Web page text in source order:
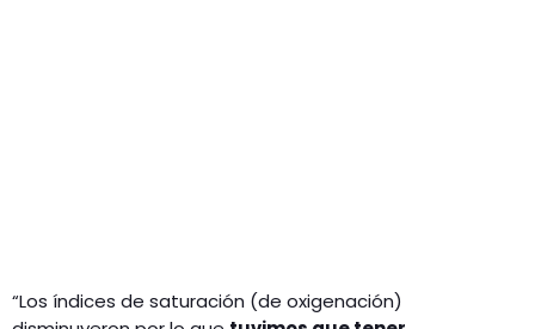
“Los índices de saturación (de oxigenación)